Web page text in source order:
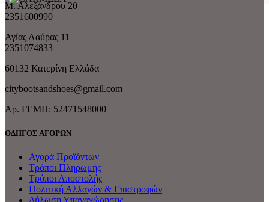
Μ. Αλεξάνδρου 20
2351600990
Αγίας Λαύρας 11
2351074833
60132 Κατερίνη Ελλάδα
citybootsandshoes@gmail.com
Aρ. ΓΕΜΗ: 52471548000
ΟΔΗΓΟΣ ΑΓΟΡΩΝ
Αγορά Προϊόντων
Τρόποι Πληρωμής
Τρόποι Αποστολής
Πολιτική Αλλαγών & Επιστροφών
Δήλωση Υπαναχώρησης